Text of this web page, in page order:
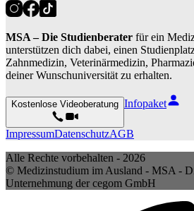
MSA – Die Studienberater für ein
unterstützen dich dabei, einen
Zahnmedizin, Veterinärmedizin,
deiner Wunschuniversität zu erhalten.
Kostenlose Videoberatung Infopaket
ImpressumDatenschutzAGB
Alle Rechte vorbehalten - 2026
© Medizinstudium im Ausland - MSA -
Unternehmung der cegom GmbH